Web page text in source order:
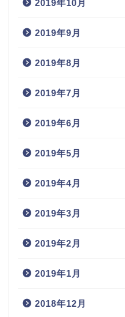
2019年10月
2019年9月
2019年8月
2019年7月
2019年6月
2019年5月
2019年4月
2019年3月
2019年2月
2019年1月
2018年12月